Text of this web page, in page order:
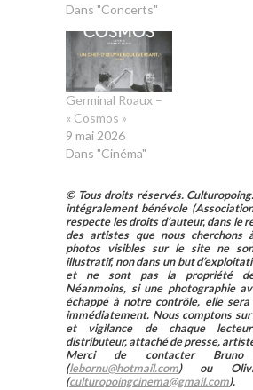
Dans "Concerts"
Germinal Roaux –
« Cosmos »
9 mai 2026
Dans "Cinéma"
© Tous droits réservés.
intégralement bénévole
respecte les droits d’auteur, dans le
des artistes que nous cherchons
photos visibles sur le site ne
illustratif, non dans un but
et ne sont pas la propriété de
Néanmoins, si une photographie
échappé à notre contrôle, elle
immédiatement. Nous comptons
et vigilance de chaque
distributeur, attaché de presse,
Merci de contacter Bruno
(lebornu@hotmail.com) ou
(culturopoingcinema@gmail.com).